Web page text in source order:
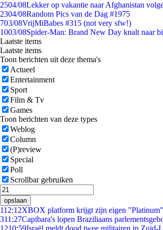
2504/08Lekker op vakantie naar Afghanistan
2304/08Random Pics van de Dag #1975
703/08VrijMiBabes #315 (not very sfw!)
1003/08Spider-Man: Brand New Day knalt naar
Laatste items
Laatste items
Toon berichten uit deze thema's
Actueel
Entertainment
Sport
Film & Tv
Games
Toon berichten van deze types
Weblog
Column
(P)review
Special
Poll
Scrollbar gebruiken
opslaan
112:12XBOX platform krijgt zijn eigen "Platinum"
311:27Capibara's lopen Braziliaans
1210:59Israël meldt dood twee militairen in Zuid-